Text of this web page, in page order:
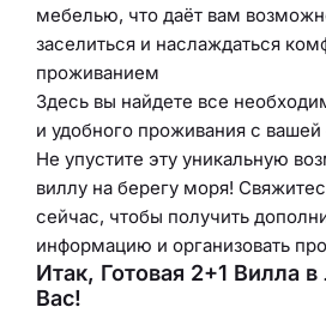
мебелью, что даёт вам
заселиться и наслаждаться
проживанием
Здесь вы найдете все
и удобного проживания с
Не упустите эту уникальную
виллу на берегу моря!
сейчас, чтобы получить
информацию и организовать
Итак, Готовая 2+1 Вилла
Вас!